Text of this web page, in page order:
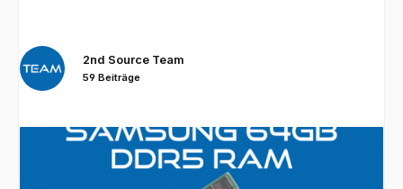
2nd Source Team
59 Beiträge